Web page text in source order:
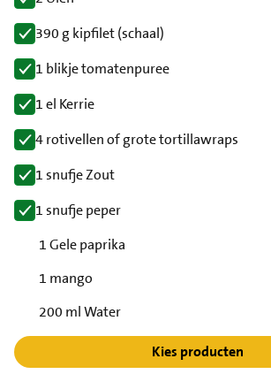
390 g kipfilet (schaal)
1 blikje tomatenpuree
1 el Kerrie
4 rotivellen of grote tortillawraps
1 snufje Zout
1 snufje peper
1 Gele paprika
1 mango
200 ml Water
Kies producten